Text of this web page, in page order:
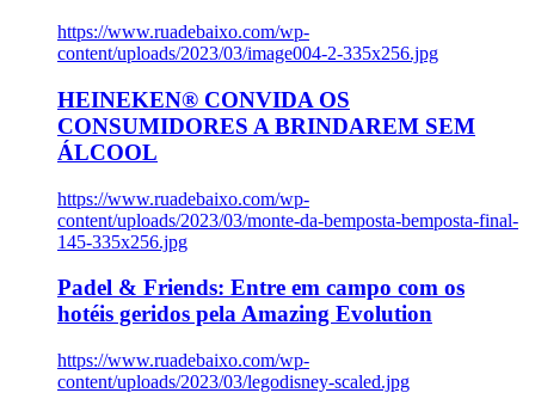
https://www.ruadebaixo.com/wp-
content/uploads/2023/03/image004-2-335x256.jpg
HEINEKEN® CONVIDA OS
CONSUMIDORES A BRINDAREM SEM
ÁLCOOL
https://www.ruadebaixo.com/wp-
content/uploads/2023/03/monte-da-bemposta-bemposta-final-
145-335x256.jpg
Padel & Friends: Entre em campo com os
hotéis geridos pela Amazing Evolution
https://www.ruadebaixo.com/wp-
content/uploads/2023/03/legodisney-scaled.jpg